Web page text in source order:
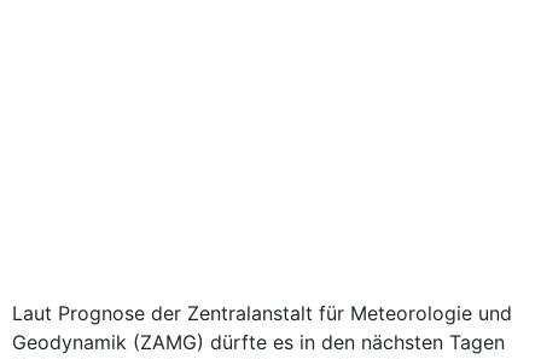
Laut Prognose der Zentralanstalt für Meteorologie und
Geodynamik (ZAMG) dürfte es in den nächsten Tagen